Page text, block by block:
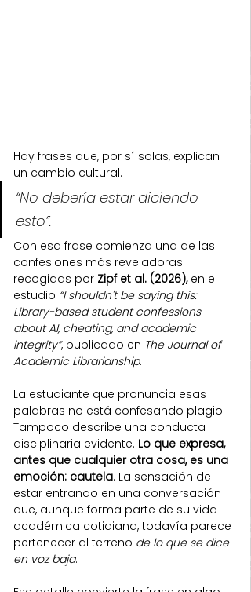
Hay frases que, por sí solas, explican
un cambio cultural.
“No debería estar diciendo
esto”.
Con esa frase comienza una de las
confesiones más reveladoras
recogidas por Zipf et al. (2026), en el
estudio “I shouldn't be saying this:
Library-based student confessions
about AI, cheating, and academic
integrity”, publicado en The Journal of
Academic Librarianship.
La estudiante que pronuncia esas
palabras no está confesando plagio.
Tampoco describe una conducta
disciplinaria evidente. Lo que expresa,
antes que cualquier otra cosa, es una
emoción: cautela. La sensación de
estar entrando en una conversación
que, aunque forma parte de su vida
académica cotidiana, todavía parece
pertenecer al terreno de lo que se dice
en voz baja.